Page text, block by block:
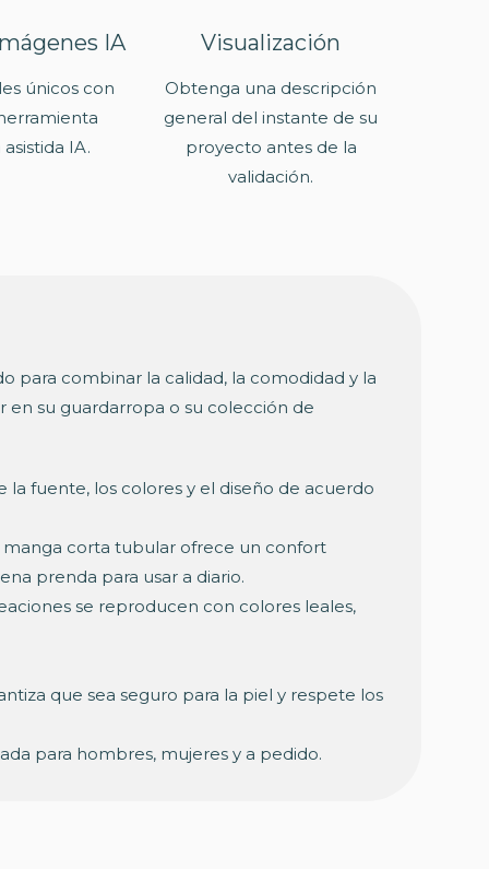
IA
únicos con
IA.
Visualización
Obtenga una descripción
general del instante de su
proyecto antes de la
validación.
para combinar la calidad, la comodidad y la
en su guardarropa o su colección de
la fuente, los colores y el diseño de acuerdo
manga corta tubular ofrece un confort
prenda para usar a diario.
se reproducen con colores leales,
que sea seguro para la piel y respete los
para hombres, mujeres y a pedido.